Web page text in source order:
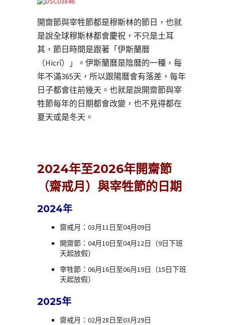
開齋節與宰牲節都是穆斯林的節日，也就
是說全球穆斯林都會慶祝，不只是土耳
其，節日時間是跟著「伊斯蘭曆
（Hicrî）」。伊斯蘭曆是陰曆的一種，每
年不滿365天，所以跟陽曆會有落差，每年
日子都會往前幾天。也就是說開齋節與宰
牲節每年的日期都會改變，也不見得都在
夏天或是冬天。
2024年至2026年開齋節
（齋戒月）與宰牲節的日期
2024年
齋戒月：03月11日至04月09日
開齋節：04月10日至04月12日（9日下班
天起放假）
宰牲節：06月16日至06月19日（15日下班
天起放假）
2025年
齋戒月：02月28日至03月29日